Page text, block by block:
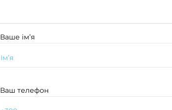
Ваше ім’я
Ваш телефон